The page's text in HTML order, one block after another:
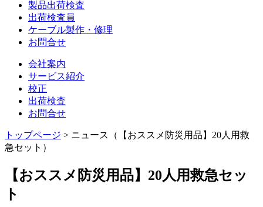
製品出荷検査
出荷検査員
ケーブル製作・修理
お問合せ
会社案内
サービス紹介
校正
出荷検査
お問合せ
トップページ > ニュース（【おススメ防災用品】20人用救
急セット）
【おススメ防災用品】20人用救急セッ
ト